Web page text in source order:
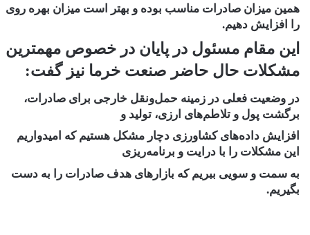
همین میزان صادرات مناسب بوده و بهتر است میزان بهره روی
را افزایش دهیم.
این مقام مسئول در پایان در خصوص مهمترین
مشکلات حال حاضر صنعت خرما نیز گفت:
در وضعیت فعلی در زمینه حمل‌ونقل خارجی برای صادرات،
برگشت پول و تلاطم‌های ارزی، تولید و
افزایش داده‌های کشاورزی دچار مشکل هستیم که امیدواریم
این مشکلات را با درایت و برنامه‌ریزی
به سمت‌ و سویی ببریم که بازارهای هدف صادرات را به دست
بگیریم.